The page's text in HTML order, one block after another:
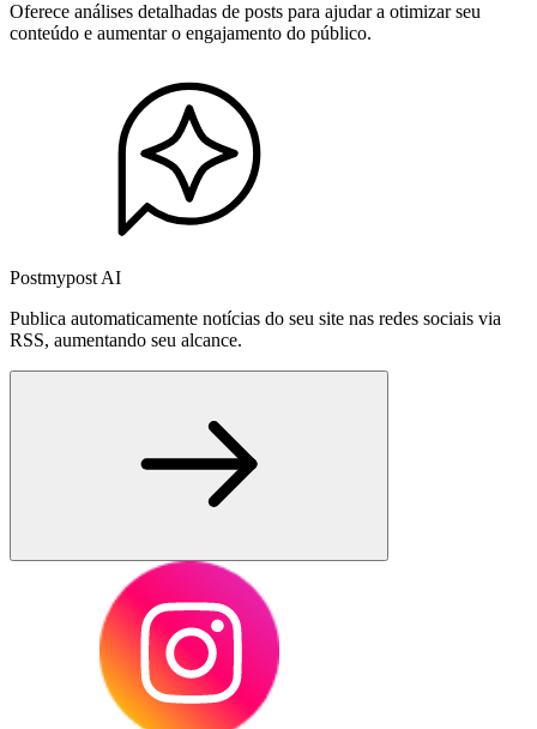
Oferece análises detalhadas de posts para ajudar a otimizar seu
conteúdo e aumentar o engajamento do público.
Postmypost AI
Publica automaticamente notícias do seu site nas redes sociais via
RSS, aumentando seu alcance.